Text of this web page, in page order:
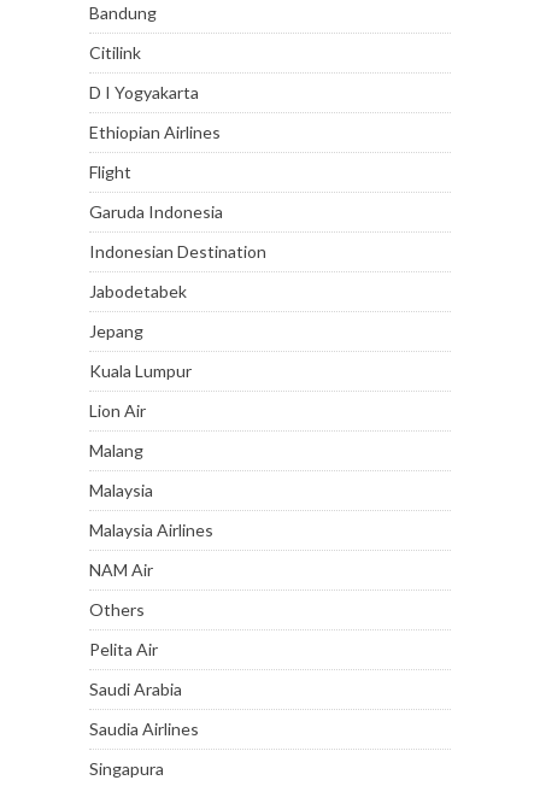
Bandung
Citilink
D I Yogyakarta
Ethiopian Airlines
Flight
Garuda Indonesia
Indonesian Destination
Jabodetabek
Jepang
Kuala Lumpur
Lion Air
Malang
Malaysia
Malaysia Airlines
NAM Air
Others
Pelita Air
Saudi Arabia
Saudia Airlines
Singapura